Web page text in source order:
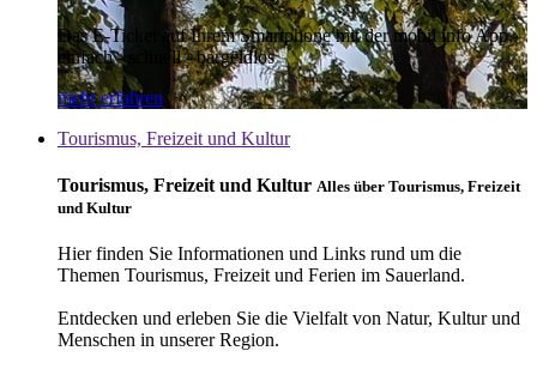
Das E-Ticket auf Ihrem Smartphone mit der mobil info App -
einfach - schnell - bargeldlos
mehr erfahren
Tourismus, Freizeit und Kultur
Tourismus, Freizeit und Kultur Alles über Tourismus, Freizeit
und Kultur
Hier finden Sie Informationen und Links rund um die
Themen Tourismus, Freizeit und Ferien im Sauerland.
Entdecken und erleben Sie die Vielfalt von Natur, Kultur und
Menschen in unserer Region.